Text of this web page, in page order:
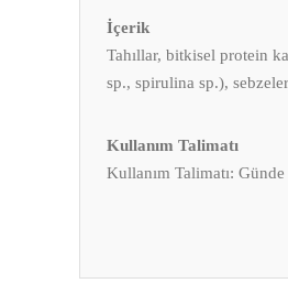
İçerik
Tahıllar, bitkisel protein
sp., spirulina sp.),
Kullanım Talimatı
Kullanım Talimatı: